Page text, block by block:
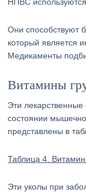
Они способствуют
который является
Медикаменты
Витамины
Эти лекарственные
состоянии
представлены в
Таблица 4.
Эти уколы при